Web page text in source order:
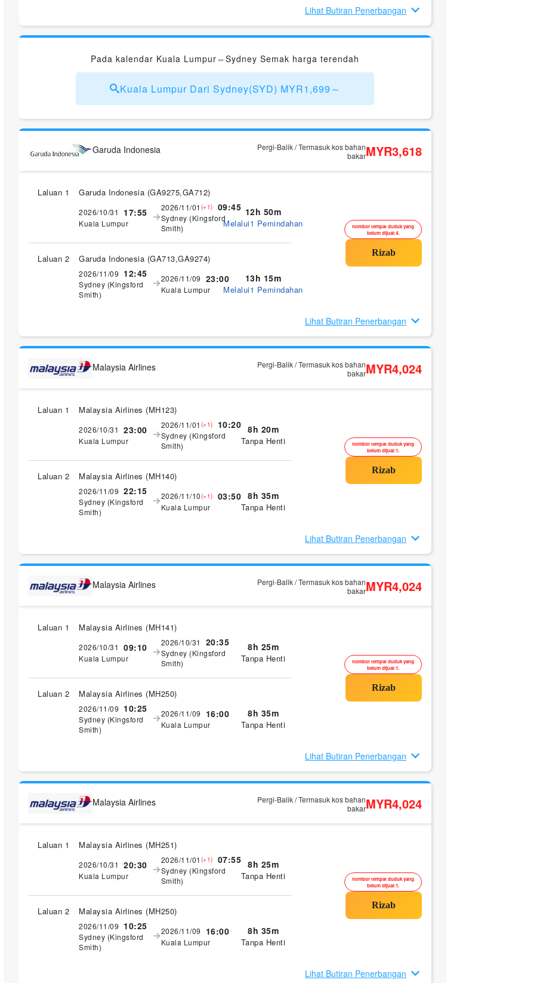
Lihat Butiran Penerbangan
Pada kalendar Kuala Lumpur⇔Sydney Semak harga terendah
Kuala Lumpur Dari Sydney(SYD) MYR1,699～
Garuda Indonesia
Pergi-Balik / Termasuk kos bahan
bakarMYR3,618
Laluan 1 Garuda Indonesia (GA9275,GA712)
2026/10/31 17:55
Kuala Lumpur
2026/11/01 (+1) 09:45
Sydney (Kingsford
Smith)
12h 50m
Melalui1 Pemindahan
Laluan 2 Garuda Indonesia (GA713,GA9274)
2026/11/09 12:45
Sydney (Kingsford
Smith)
2026/11/09 23:00
Kuala Lumpur
13h 15m
Melalui1 Pemindahan
nombor tempat duduk yang
belum dijual:4.
Lihat Butiran Penerbangan
Malaysia Airlines
Pergi-Balik / Termasuk kos bahan
bakarMYR4,024
Laluan 1 Malaysia Airlines (MH123)
2026/10/31 23:00
Kuala Lumpur
2026/11/01 (+1) 10:20
Sydney (Kingsford
Smith)
8h 20m
Tanpa Henti
Laluan 2 Malaysia Airlines (MH140)
2026/11/09 22:15
Sydney (Kingsford
Smith)
2026/11/10(+1) 03:50
Kuala Lumpur
8h 35m
Tanpa Henti
nombor tempat duduk yang
belum dijual:1.
Lihat Butiran Penerbangan
Malaysia Airlines
Pergi-Balik / Termasuk kos bahan
bakarMYR4,024
Laluan 1 Malaysia Airlines (MH141)
2026/10/31 09:10
Kuala Lumpur
2026/10/31 20:35
Sydney (Kingsford
Smith)
8h 25m
Tanpa Henti
Laluan 2 Malaysia Airlines (MH250)
2026/11/09 10:25
Sydney (Kingsford
Smith)
2026/11/09 16:00
Kuala Lumpur
8h 35m
Tanpa Henti
nombor tempat duduk yang
belum dijual:1.
Lihat Butiran Penerbangan
Malaysia Airlines
Pergi-Balik / Termasuk kos bahan
bakarMYR4,024
Laluan 1 Malaysia Airlines (MH251)
2026/10/31 20:30
Kuala Lumpur
2026/11/01 (+1) 07:55
Sydney (Kingsford
Smith)
8h 25m
Tanpa Henti
Laluan 2 Malaysia Airlines (MH250)
2026/11/09 10:25
Sydney (Kingsford
Smith)
2026/11/09 16:00
Kuala Lumpur
8h 35m
Tanpa Henti
nombor tempat duduk yang
belum dijual:1.
Lihat Butiran Penerbangan